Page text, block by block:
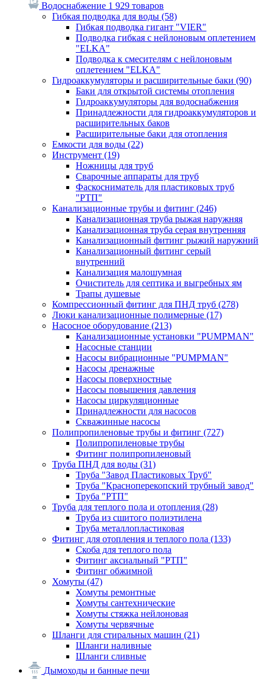
Водоснабжение 1 929 товаров
Гибкая подводка для воды (58)
Гибкая подводка гигант "VIER"
Подводка гибкая с нейлоновым оплетением
"ELKA"
Подводка к смесителям с нейлоновым
оплетением "ELKA"
Гидроаккумуляторы и расширительные баки (90)
Баки для открытой системы отопления
Гидроаккумуляторы для водоснабжения
Принадлежности для гидроаккумуляторов и
расширительных баков
Расширительные баки для отопления
Емкости для воды (22)
Инструмент (19)
Ножницы для труб
Сварочные аппараты для труб
Фаскосниматель для пластиковых труб
"РТП"
Канализационные трубы и фитинг (246)
Канализационная труба рыжая наружняя
Канализационная труба серая внутренняя
Канализационный фитинг рыжий наружний
Канализационный фитинг серый
внутренний
Канализация малошумная
Очиститель для септика и выгребных ям
Трапы душевые
Компрессионный фитинг для ПНД труб (278)
Люки канализационные полимерные (17)
Насосное оборудование (213)
Канализационные установки "PUMPMAN"
Насосные станции
Насосы вибрационные "PUMPMAN"
Насосы дренажные
Насосы поверхностные
Насосы повышения давления
Насосы циркуляционные
Принадлежности для насосов
Скважинные насосы
Полипропиленовые трубы и фитинг (727)
Полипропиленовые трубы
Фитинг полипропиленовый
Труба ПНД для воды (31)
Труба "Завод Пластиковых Труб"
Труба "Красноперекопский трубный завод"
Труба "РТП"
Труба для теплого пола и отопления (28)
Труба из сшитого полиэтилена
Труба металлопластиковая
Фитинг для отопления и теплого пола (133)
Скоба для теплого пола
Фитинг аксиальный "РТП"
Фитинг обжимной
Хомуты (47)
Хомуты ремонтные
Хомуты сантехнические
Хомуты стяжка нейлоновая
Хомуты червячные
Шланги для стиральных машин (21)
Шланги наливные
Шланги сливные
Дымоходы и банные печи